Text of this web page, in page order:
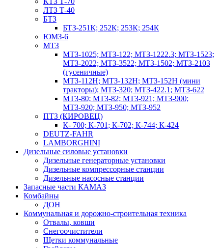
ЛТЗ Т-40
БТЗ
БТЗ-251К; 252К; 253К; 254К
ЮМЗ-6
МТЗ
МТЗ-1025; МТЗ-122; МТЗ-1222.3; МТЗ-1523;
МТЗ-2022; МТЗ-3522; МТЗ-1502; МТЗ-2103
(гусеничные)
МТЗ-112Н; МТЗ-132Н; МТЗ-152Н (мини
тракторы); МТЗ-320; МТЗ-422.1; МТЗ-622
МТЗ-80; МТЗ-82; МТЗ-921; МТЗ-900;
МТЗ-920; МТЗ-950; МТЗ-952
ПТЗ (КИРОВЕЦ)
К- 700; К-701; К-702; К-744; К-424
DEUTZ-FAHR
LAMBORGHINI
Дизельные силовые установки
Дизельные генераторные установки
Дизельные компрессорные станции
Дизельные насосные станции
Запасные части КАМАЗ
Комбайны
ДОН
Коммунальная и дорожно-строительная техника
Отвалы, ковши
Снегоочистители
Щетки коммунальные